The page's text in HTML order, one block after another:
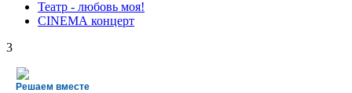
Театр - любовь моя!
СINЕМА концерт
3
Решаем вместе